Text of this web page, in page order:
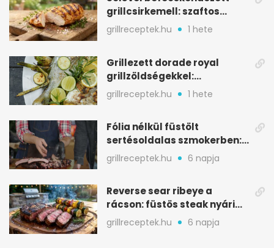
grillcsirkemell: szaftos
marad, nem szárad ki
grillreceptek.hu 1 hete
Grillezett dorade royal
grillzöldségekkel:
mediterrán ízek a rostélyról
grillreceptek.hu 1 hete
Fólia nélkül füstölt
sertésoldalas szmokerben:
ropogós bark, 6 óra
grillreceptek.hu 6 napja
Reverse sear ribeye a
rácson: füstös steak nyári
tökkebabbal
grillreceptek.hu 6 napja